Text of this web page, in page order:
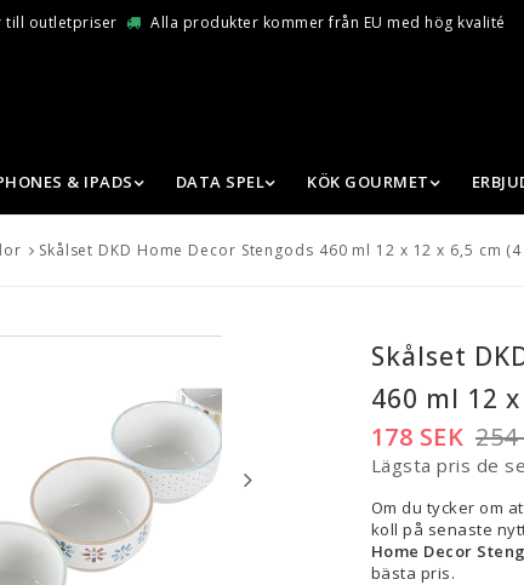
till outletpriser Alla produkter kommer från EU med hög kvalité
& IPADS DATA SPEL KÖK GOURMET
Skålset DKD Home Decor Stengods 460 ml 12 x 12 x 6,5 cm
Skålset
460 ml 12
254
178 SEK
Lägsta pris de
Om du tycker om
koll på senaste
Home Decor
bästa pris.